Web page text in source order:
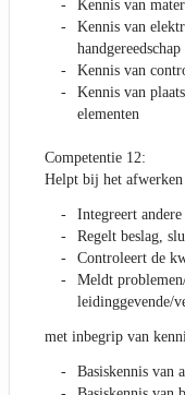
Kennis van
Kennis van
handgereedschap
Kennis van
Kennis van
elementen
Competentie 12:
Helpt bij het
Integreert
Regelt beslag,
Controleert de
Meldt
leidinggevende/
met inbegrip van
Basiskennis van